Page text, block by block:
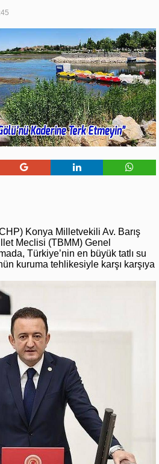
Konya Milletvekili Av. Barış
Meclisi (TBMM) Genel
Türkiye’nin en büyük tatlı su
kuruma tehlikesiyle karşı karşıya